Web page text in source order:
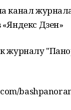
канал
Дзен»
журналу